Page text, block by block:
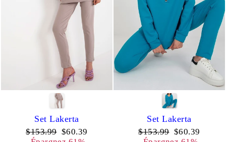
Set Lakerta
Prix
$153.99 Prix
$60.39
Set Lakerta
Prix
$153.99 Prix
$60.39